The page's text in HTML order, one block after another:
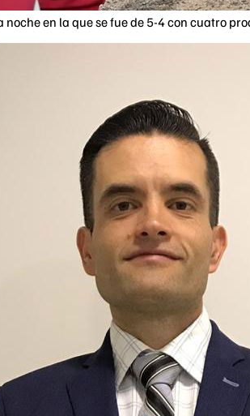
en la que se fue de 5-4 con cuatro